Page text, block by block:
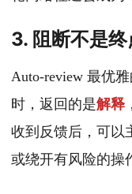
3. 阻断不是
Auto-review 最优
时，返回的是解释
收到反馈后，可以
或绕开有风险的操